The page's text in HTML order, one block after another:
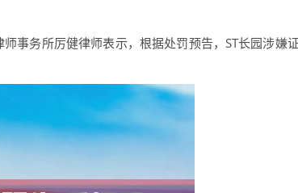
务所厉健律师表示，根据处罚预告，ST长园涉嫌证